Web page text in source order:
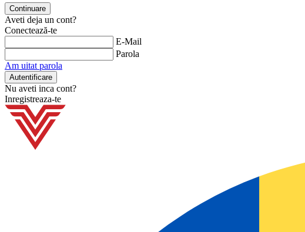
Aveti deja un cont?
Conectează-te
E-Mail
Parola
Am uitat parola
Nu aveti inca cont?
Inregistreaza-te